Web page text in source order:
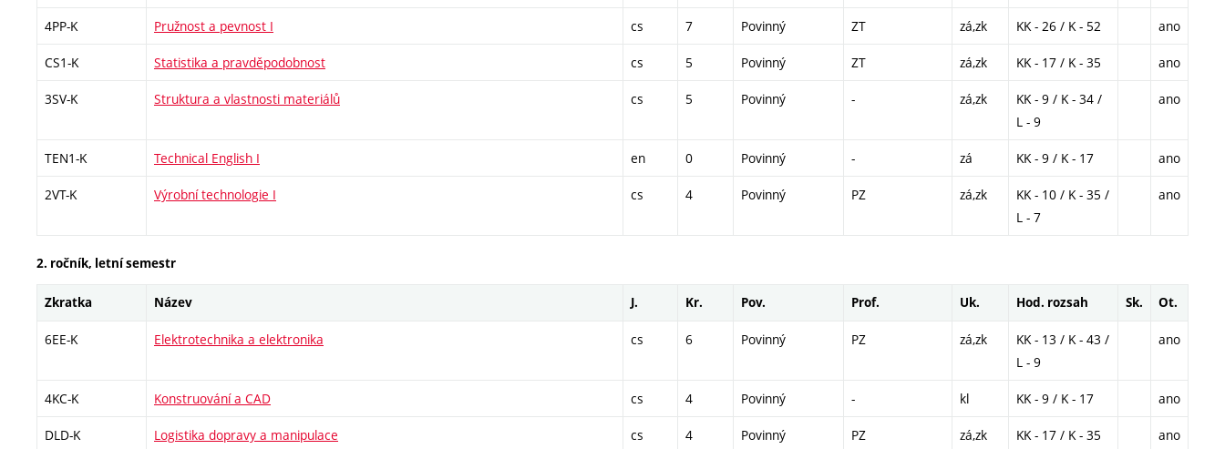
4PP-K Pružnost a pevnost I cs 7 Povinný ZT zá,zk KK - 26 / K - 52 ano
CS1-K Statistika a pravděpodobnost cs 5 Povinný ZT zá,zk KK - 17 / K - 35 ano
3SV-K Struktura a vlastnosti materiálů cs 5 Povinný - zá,zk
KK - 9 / K - 34 /
L - 9
ano
TEN1-K Technical English I en 0 Povinný - zá KK - 9 / K - 17 ano
2VT-K Výrobní technologie I cs 4 Povinný PZ zá,zk
KK - 10 / K - 35 /
L - 7
ano
2. ročník, letní semestr
Zkratka Název J. Kr. Pov. Prof. Uk. Hod. rozsah Sk. Ot.
6EE-K Elektrotechnika a elektronika cs 6 Povinný PZ zá,zk
KK - 13 / K - 43 /
L - 9
ano
4KC-K Konstruování a CAD cs 4 Povinný - kl KK - 9 / K - 17 ano
DLD-K Logistika dopravy a manipulace cs 4 Povinný PZ zá,zk KK - 17 / K - 35 ano